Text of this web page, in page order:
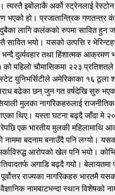
इबोलाकै अर्को स्ट्रेनलाई
हो। प्रजातान्त्रिक गणतन्त्र
लागि कलंकको रुपमा सावित हुन
भयो। यसको उत्पत्ति र
दुर्व्यवहार तथा हिंशात्मक
पहिलो चौमासिकमा २२३
युनिभर्सिटीले अमेरिकाका १६
बढेका छन् जुन गत वर्षदेखि सुरु
मुलका नागरिकहरुलाई राजनीतिक
थिए। यस्ता घटना बढ्दै जाँदा मे
एक भारतीय मुलकी
बदनाम बनाउँदै पनि लग्यो।
आरोपको खेल पनि भयो।
अगाडि बढ्दै गयो।
राज्यका नागरिकहरु भारतमै
नामबाटभन्दा स्थान